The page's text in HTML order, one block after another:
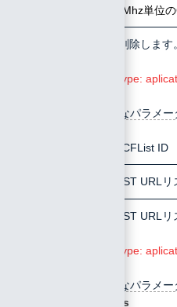
Mhz単位
CFListを削除します
Conten-Type:
指定可能なパラメ
CFList ID
HTTP POST URL
HTTP POST URL
Conten-Type:
指定可能なパラメ
posts